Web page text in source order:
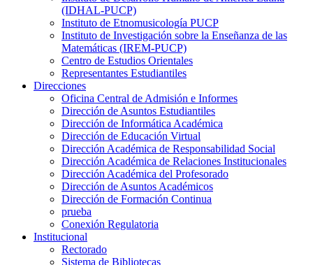
(IDHAL-PUCP)
Instituto de Etnomusicología PUCP
Instituto de Investigación sobre la Enseñanza de las
Matemáticas (IREM-PUCP)
Centro de Estudios Orientales
Representantes Estudiantiles
Direcciones
Oficina Central de Admisión e Informes
Dirección de Asuntos Estudiantiles
Dirección de Informática Académica
Dirección de Educación Virtual
Dirección Académica de Responsabilidad Social
Dirección Académica de Relaciones Institucionales
Dirección Académica del Profesorado
Dirección de Asuntos Académicos
Dirección de Formación Continua
prueba
Conexión Regulatoria
Institucional
Rectorado
Sistema de Bibliotecas